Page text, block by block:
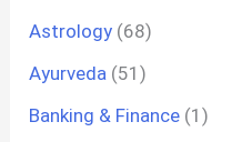
Astrology (68)
Ayurveda (51)
Banking & Finance (1)